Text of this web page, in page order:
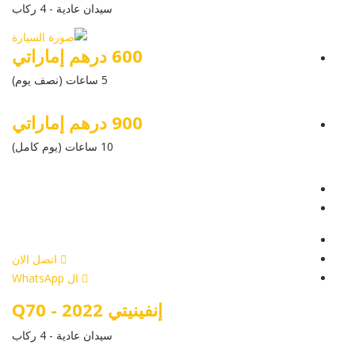
سيدان عادية - 4 ركاب
600 درهم إماراتي
5 ساعات (نصف يوم)
900 درهم إماراتي
10 ساعات (يوم كامل)
اتصل الان
ال WhatsApp
إنفينيتي Q70 - 2022
سيدان عادية - 4 ركاب